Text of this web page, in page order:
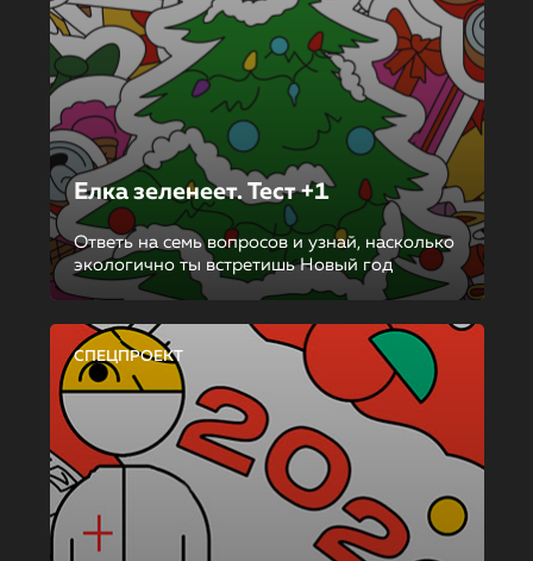
Елка зеленеет. Тест +1
Ответь на семь вопросов и узнай, насколько
экологично ты встретишь Новый год
СПЕЦПРОЕКТ